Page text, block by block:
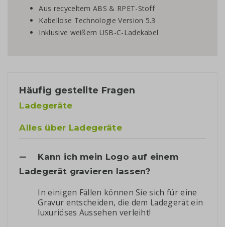
Aus recyceltem ABS & RPET-Stoff
Kabellose Technologie Version 5.3
Inklusive weißem USB-C-Ladekabel
Häufig gestellte Fragen
Ladegeräte
Alles über Ladegeräte
Kann ich mein Logo auf einem
Ladegerät gravieren lassen?
In einigen Fällen können Sie sich für eine
Gravur entscheiden, die dem Ladegerät ein
luxuriöses Aussehen verleiht!